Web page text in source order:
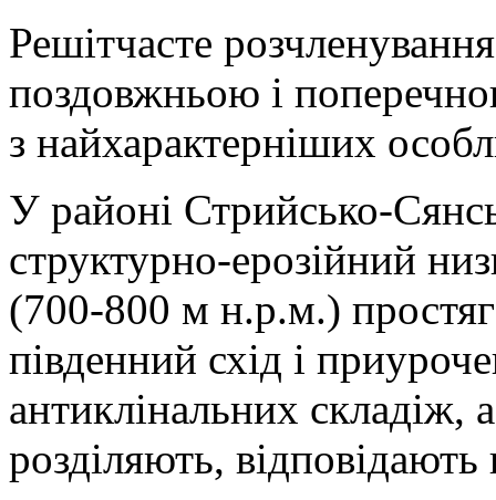
Решітчасте
поздовжньою і
з найхарактерніших
У районі Стрийсько-
структурно-ерозійний
(700-800 м н.р.м.)
південний схід і
антиклінальних
розділяють,